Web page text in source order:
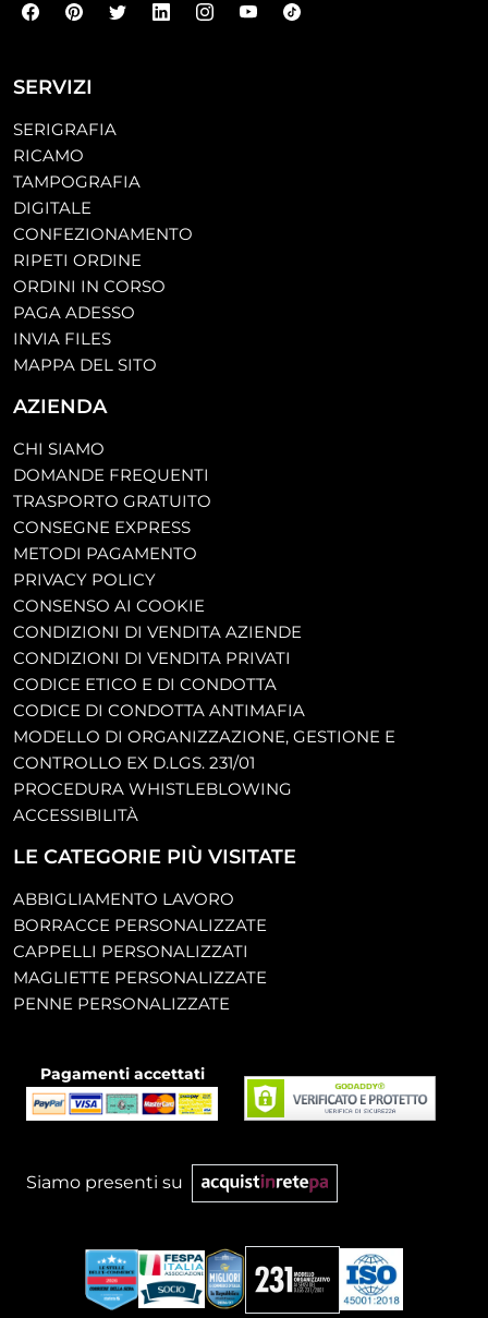
SERVIZI
SERIGRAFIA
RICAMO
TAMPOGRAFIA
DIGITALE
CONFEZIONAMENTO
RIPETI ORDINE
ORDINI IN CORSO
PAGA ADESSO
INVIA FILES
MAPPA DEL SITO
AZIENDA
CHI SIAMO
DOMANDE FREQUENTI
TRASPORTO GRATUITO
CONSEGNE EXPRESS
METODI PAGAMENTO
PRIVACY POLICY
CONSENSO AI COOKIE
CONDIZIONI DI VENDITA AZIENDE
CONDIZIONI DI VENDITA PRIVATI
CODICE ETICO E DI CONDOTTA
CODICE DI CONDOTTA ANTIMAFIA
MODELLO DI ORGANIZZAZIONE, GESTIONE E
CONTROLLO EX D.LGS. 231/01
PROCEDURA WHISTLEBLOWING
ACCESSIBILITÀ
LE CATEGORIE PIÙ VISITATE
ABBIGLIAMENTO LAVORO
BORRACCE PERSONALIZZATE
CAPPELLI PERSONALIZZATI
MAGLIETTE PERSONALIZZATE
PENNE PERSONALIZZATE
Pagamenti accettati
Siamo presenti su